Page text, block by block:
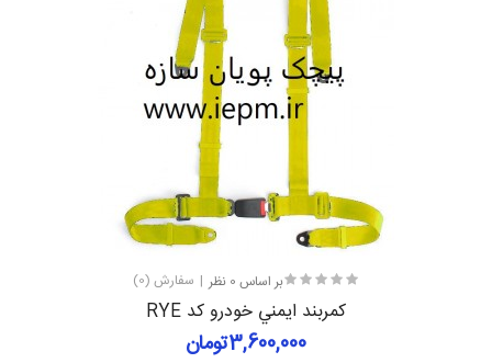
بر اساس 0 نظر سفارش (0)
كمربند ايمني خودرو کد RYE
3,600,000تومان